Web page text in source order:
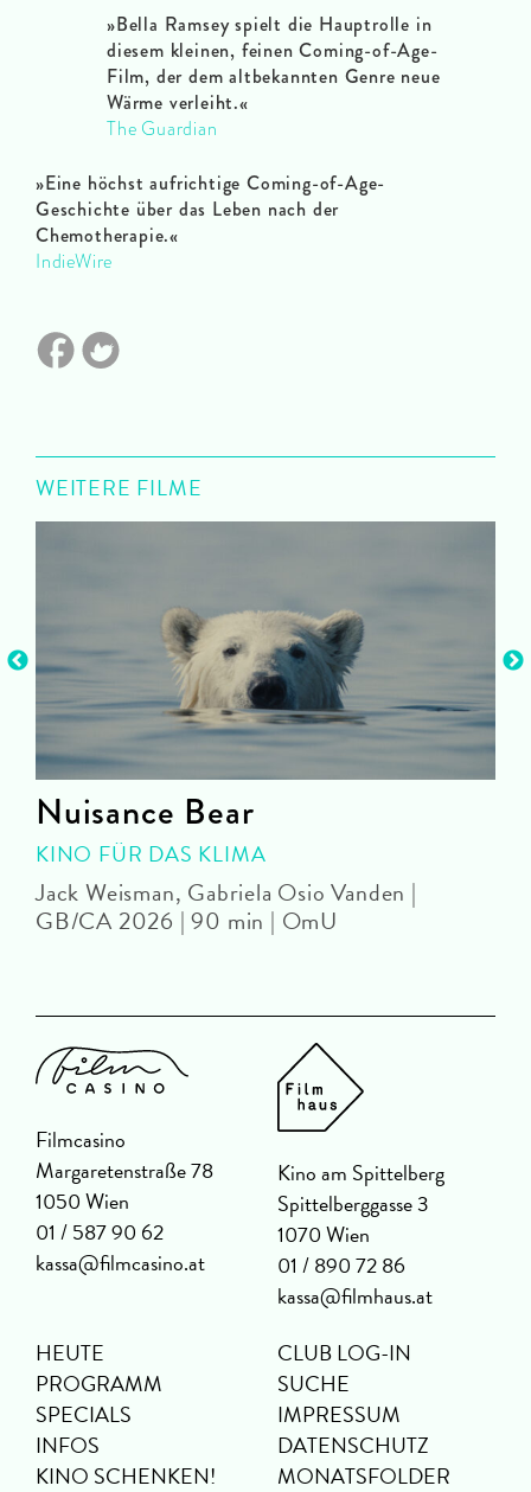
»Bella Ramsey spielt die Hauptrolle in
diesem kleinen, feinen Coming-of-Age-
Film, der dem altbekannten Genre neue
Wärme verleiht.«
The Guardian
»Eine höchst aufrichtige Coming-of-Age-
Geschichte über das Leben nach der
Chemotherapie.«
IndieWire
WEITERE FILME
Nuisance Bear
KINO FÜR DAS KLIMA
Jack Weisman, Gabriela Osio Vanden |
GB/CA 2026 | 90 min | OmU
Filmcasino
Margaretenstraße 78
1050 Wien
01 / 587 90 62
kassa@filmcasino.at
Kino am Spittelberg
Spittelberggasse 3
1070 Wien
01 / 890 72 86
kassa@filmhaus.at
HEUTE
PROGRAMM
SPECIALS
INFOS
KINO SCHENKEN!
CLUB LOG-IN
SUCHE
IMPRESSUM
DATENSCHUTZ
MONATSFOLDER